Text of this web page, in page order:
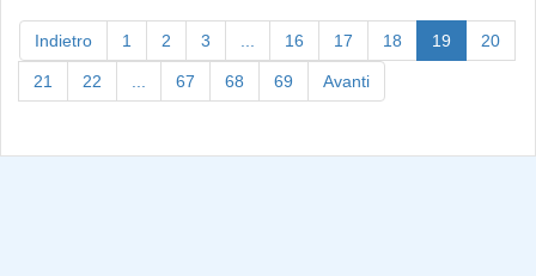
Indietro 1 2 3 16 17 18 19 (current)
20
21 22 67 68 69 Avanti